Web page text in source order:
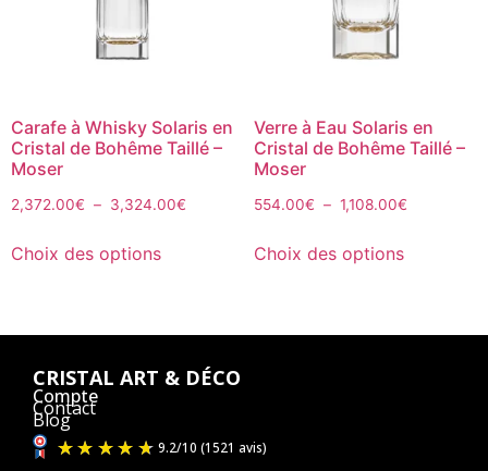
Carafe à Whisky Solaris en
Cristal de Bohême Taillé –
Moser
2,372.00€ – 3,324.00€
Choix des options
Verre à Eau Solaris en
Cristal de Bohême Taillé –
Moser
554.00€ – 1,108.00€
Choix des options
CRISTAL ART & DÉCO
Compte
Contact
Blog